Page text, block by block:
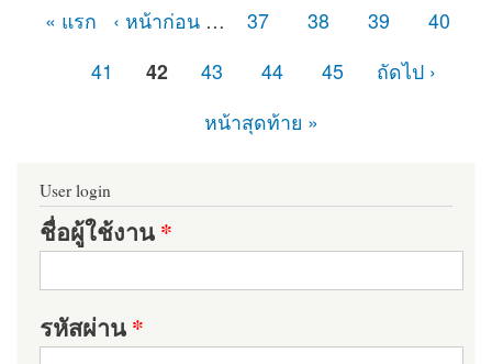
« แรก ‹ หน้าก่อน … 37 38 39
40
41
42 43 44 45
ถัดไป ›
หน้าสุดท้าย »
User login
ชื่อผู้ใช้งาน*
รหัสผ่าน*